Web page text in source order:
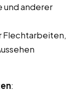
und anderer
Flechtarbeiten,
: